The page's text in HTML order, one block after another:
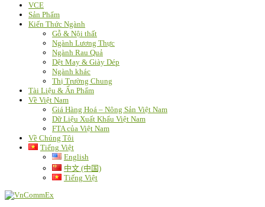
VCE
Sản Phẩm
Kiến Thức Ngành
Gỗ & Nội thất
Ngành Lương Thực
Ngành Rau Quả
Dệt May & Giày Dép
Ngành khác
Thị Trường Chung
Tài Liệu & Ấn Phẩm
Về Việt Nam
Giá Hàng Hoá – Nông Sản Việt Nam
Dữ Liệu Xuất Khẩu Việt Nam
FTA của Việt Nam
Về Chúng Tôi
Tiếng Việt
English
中文 (中国)
Tiếng Việt